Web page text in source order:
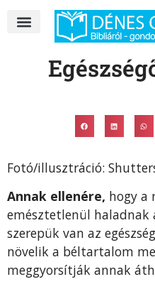
Fotó/illusztráció:
Annak ellenére, hogy a
emésztetlenül haladnak
szerepük van az
növelik a béltartalom
meggyorsítják annak